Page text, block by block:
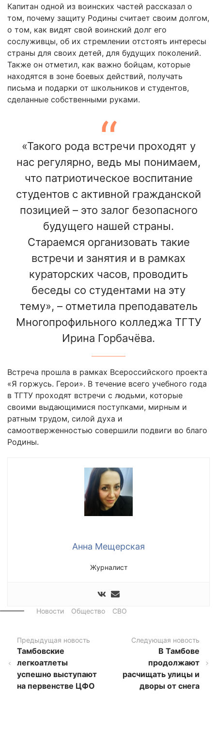
Капитан одной из воинских частей рассказал о
том, почему защиту Родины считает своим долгом,
о том, как видят свой воинский долг его
сослуживцы, об их стремлении отстоять интересы
страны для своих детей, для будущих поколений.
Также он отметил, как важно бойцам, которые
находятся в зоне боевых действий, получать
письма и подарки от школьников и студентов,
сделанные собственными руками.
«Такого рода встречи проходят у
нас регулярно, ведь мы понимаем,
что патриотическое воспитание
студентов с активной гражданской
позицией – это залог безопасного
будущего нашей страны.
Стараемся организовать такие
встречи и занятия и в рамках
кураторских часов, проводить
беседы со студентами на эту
тему», – отметила преподаватель
Многопрофильного колледжа ТГТУ
Ирина Горбачёва.
Встреча прошла в рамках Всероссийского проекта
«Я горжусь. Герои». В течение всего учебного года
в ТГТУ проходят встречи с людьми, которые
своими выдающимися поступками, мирным и
ратным трудом, силой духа и
самоотверженностью совершили подвиги во благо
Родины.
Анна Мещерская
Журналист
Новости Общество СВО
Предыдущая новость
Тамбовские
легкоатлеты
успешно выступают
на первенстве ЦФО
Следующая новость
В Тамбове
продолжают
расчищать улицы и
дворы от снега